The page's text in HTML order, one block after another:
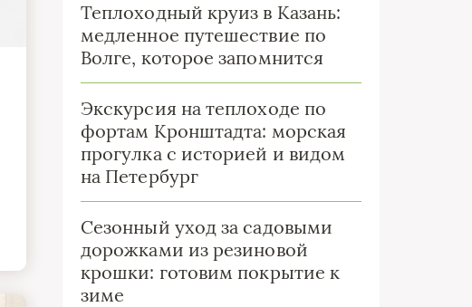
Теплоходный круиз в Казань:
медленное путешествие по
Волге, которое запомнится
Экскурсия на теплоходе по
фортам Кронштадта: морская
прогулка с историей и видом
на Петербург
Сезонный уход за садовыми
дорожками из резиновой
крошки: готовим покрытие к
зиме